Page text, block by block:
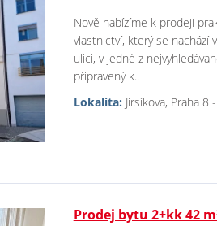
Nově nabízíme k prodeji
vlastnictví, který se nachází
ulici, v jedné z
připravený k..
Lokalita: Jirsíkova, Praha 8
Prodej bytu 2+kk 42